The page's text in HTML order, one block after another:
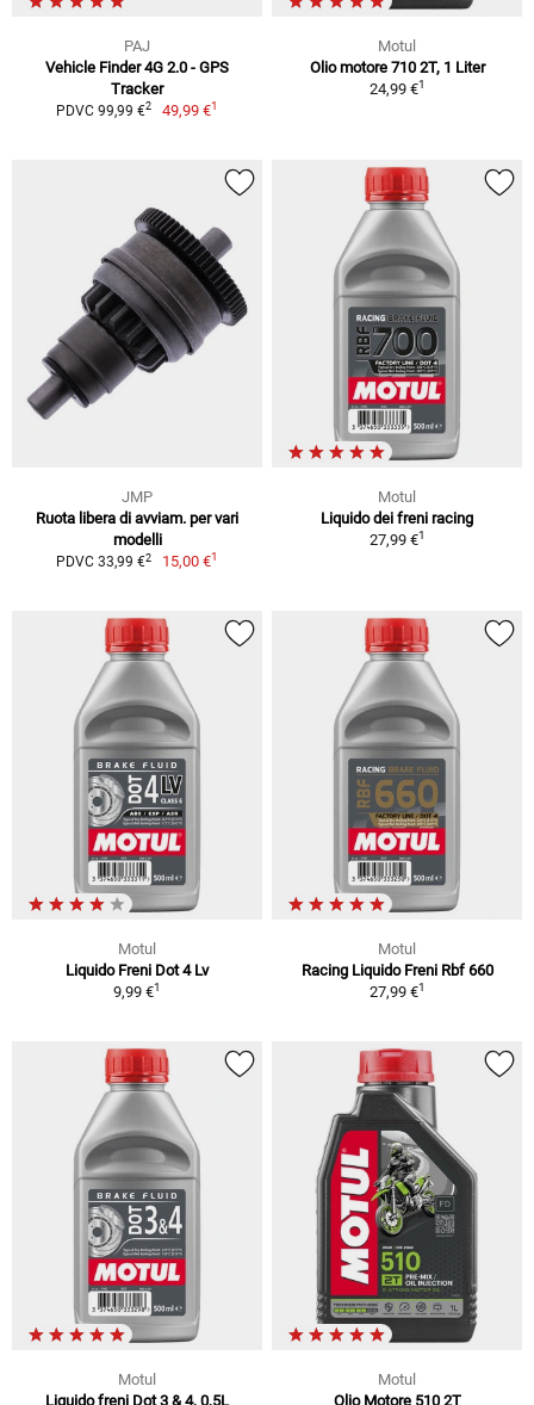
PAJ
Vehicle Finder 4G 2.0 - GPS
Tracker
PDVC 99,99 €2 49,99 €1
Motul
Olio motore 710 2T, 1 Liter
24,99 €1
JMP
Ruota libera di avviam. per vari
modelli
PDVC 33,99 €2 15,00 €1
Motul
Liquido dei freni racing
27,99 €1
Motul
Liquido Freni Dot 4 Lv
9,99 €1
Motul
Racing Liquido Freni Rbf 660
27,99 €1
Motul
Liquido freni Dot 3 & 4, 0,5L
Motul
Olio Motore 510 2T